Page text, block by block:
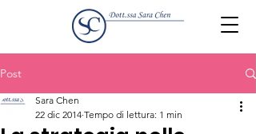
Post
Sara Chen
22 dic 2014 Tempo di lettura: 1 min